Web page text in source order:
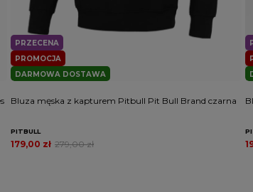
PROMOCJA
PRZECENA
DARMOWA DOSTAWA
Bluza męska z kapturem Pitbull Pit Bull Brand czarna
PITBULL
279,00 zł
179,00 zł